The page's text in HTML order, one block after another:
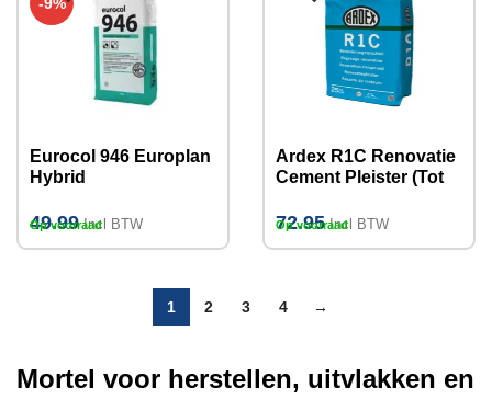
Eurocol 946 Europlan
Hybrid
(Na 60 minuten
49.99 Incl BTW
Op voorraad
Ardex R1C Renovatie
Cement Pleister (Tot
72.95 Incl BTW
Op voorraad
1 2 3 4 →
Mortel voor herstellen, uitvlakken en